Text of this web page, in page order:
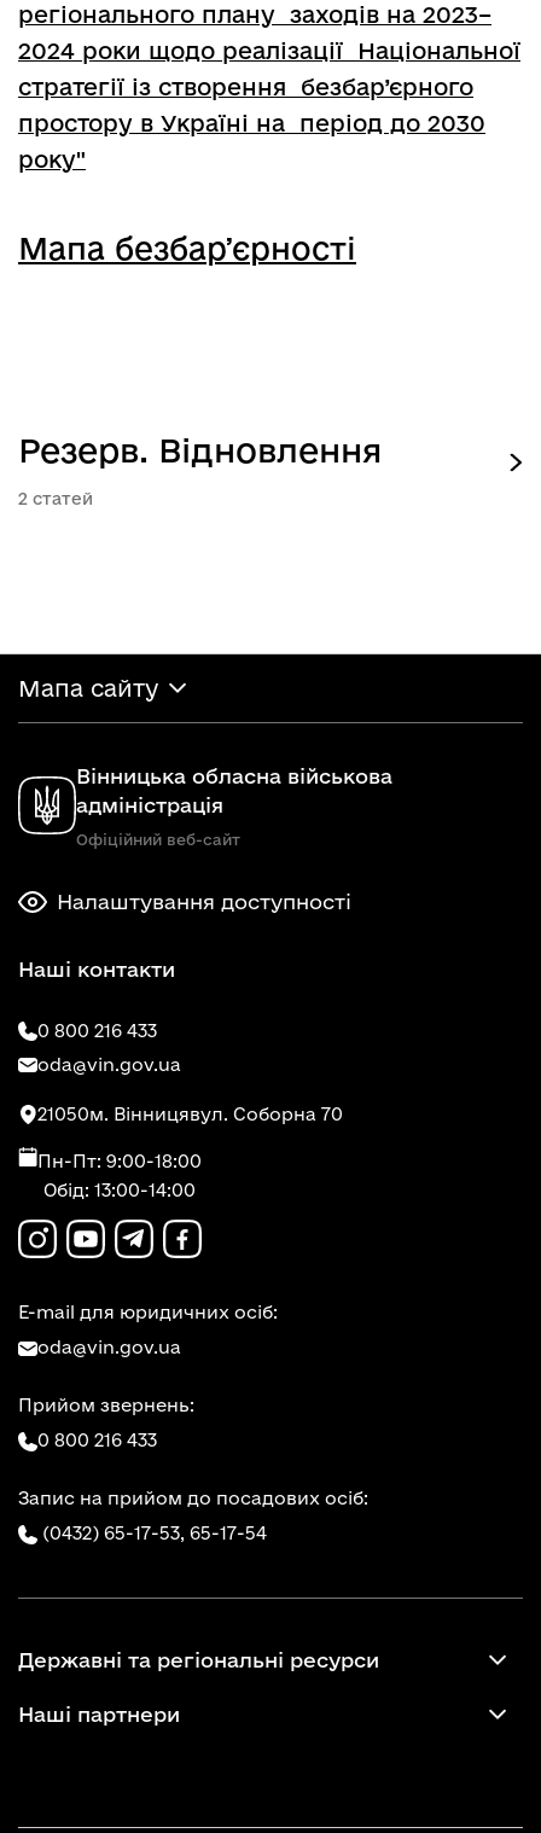
регіонального плану заходів на 2023–
2024 роки щодо реалізації Національної
стратегії із створення безбар’єрного
простору в Україні на період до 2030
року"
Мапа безбарʼєрності
Резерв. Відновлення
2
Мапа сайту
Вінницька обласна військова
адміністрація
Офіційний веб-сайт
Налаштування доступності
Наші контакти
0 800 216 433
oda@vin.gov.ua
21050м. Вінницявул. Соборна 70
Пн-Пт: 9:00-18:00
Обід: 13:00-14:00
E-mail для юридичних осіб:
oda@vin.gov.ua
Прийом звернень:
0 800 216 433
Запис на прийом до посадових осіб:
(0432) 65-17-53, 65-17-54
Державні та регіональні ресурси
Наші партнери